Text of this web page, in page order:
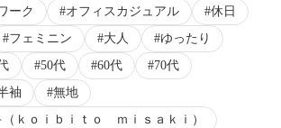
ーク オフィスカジュアル
休日
フェミニン 大人
ゆったり
50代 60代
70代
袖
無地
（ｋｏｉｂｉｔｏ ｍｉｓａｋｉ）